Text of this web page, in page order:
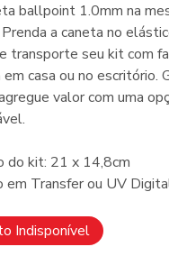
ballpoint 1.0mm na
Prenda a caneta no
transporte seu kit com
em casa ou no escritório.
valor com uma
do kit: 21 x 14,8cm
em Transfer ou UV
Indisponível